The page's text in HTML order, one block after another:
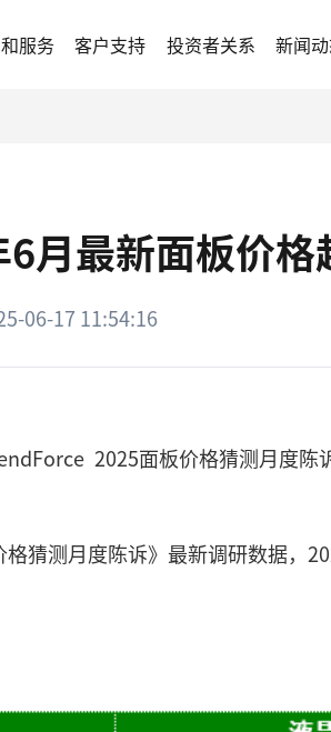
服务 客户支持 投资者关系 新闻
月最新面板价格
06-17 11:54:16
2025面板价格猜测月度
猜测月度陈诉》最新调研数据，